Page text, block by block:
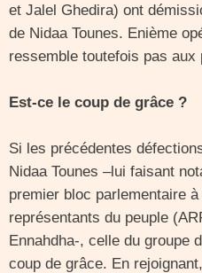
et Jalel Ghedira) ont
de Nidaa Tounes. Enième
ressemble toutefois pas aux
Est-ce le coup de grâce ?
Si les précédentes
Nidaa Tounes –lui faisant
premier bloc parlementaire à
représentants du peuple
Ennahdha-, celle du groupe
coup de grâce. En